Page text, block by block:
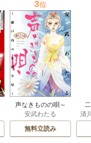
3位
声なきものの唄～
瀬戸内の女郎小屋
～（分冊版）
安武わたる
無料立読み
は
清
さ